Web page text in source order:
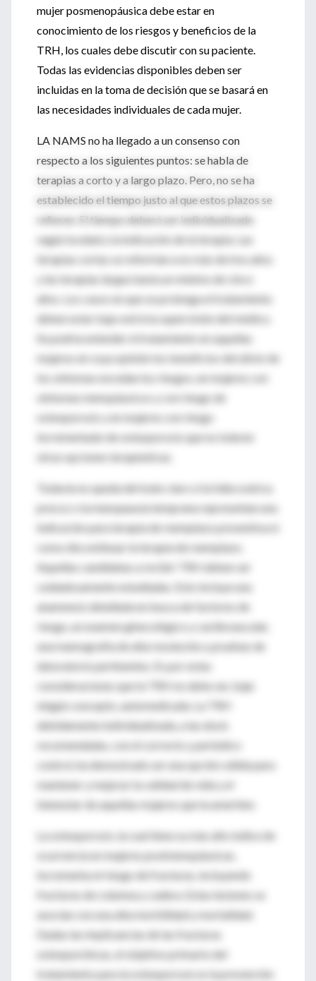
mujer posmenopáusica debe estar en
conocimiento de los riesgos y beneficios de la
TRH, los cuales debe discutir con su paciente.
Todas las evidencias disponibles deben ser
incluidas en la toma de decisión que se basará en
las necesidades individuales de cada mujer.
LA NAMS no ha llegado a un consenso con
respecto a los siguientes puntos: se habla de
terapias a corto y a largo plazo. Pero, no se ha
establecido el tiempo justo al que estos plazos se
refieren. El tiempo deberá ser individualizado
según la edad y la indicación de la terapia. Las
terapias cortas se referirían a no más de tres años
y las terapias largas hasta un mínimo de cinco
años. Los casos en que se prolonga el tratamiento
deben estar bajo estricta supervisión del médico.
Se podría extender el tratamiento en aquellas
mujeres en cuya opinión los beneficios del alivio de
los síntomas excedan los riesgos, en mujeres con
síntomas menopáusicos y con riesgo de
osteoporosis y en mujeres con riesgo
incrementado de osteoporosis que no toleren
otras opciones terapéuticas.
Todavía no queda del todo claro si la falla ovárica
precoz o la menopausia temprana representan una
indicación para terapia de reemplazo preventiva ni
como discontinuar la terapia de reemplazo.
Aquellas candidatas a recibir TRH deben ser
cuidadosamente estudiadas. Esto incluye una
anamnesis detallada en busca de factores de
riesgo, un examen ginecológico y cardiovascular,
una mamografía de alta resolución y pruebas de
laboratorio pertinentes. Es por estas
consideraciones que la TRH no debe ser, bajo
ningún concepto, automedicada. La TRH
debidamente individualizada, a las dosis
recomendadas, con el correcto y periódico
control, ha demostrado ser una opción válida para
mantener y mejorar la calidad de vida y el
bienestar de aquellas mujeres que la ameriten.
La osteoporosis, la cual tiene su más alto índice de
ocurrencia en mujeres postmenopáusicas,
incrementa el riesgo de fracturas, incluyendo
fracturas de columna y cadera. Estas lesiones se
asocian con una alta morbilidad y mortalidad.
Dadas las implicancias de las fracturas
osteoporóticas, el objetivo primario del
tratamiento para la osteoporosis es la prevención